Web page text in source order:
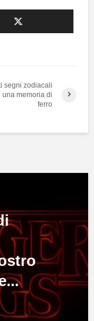
segni zodiacali
una memoria di
ferro